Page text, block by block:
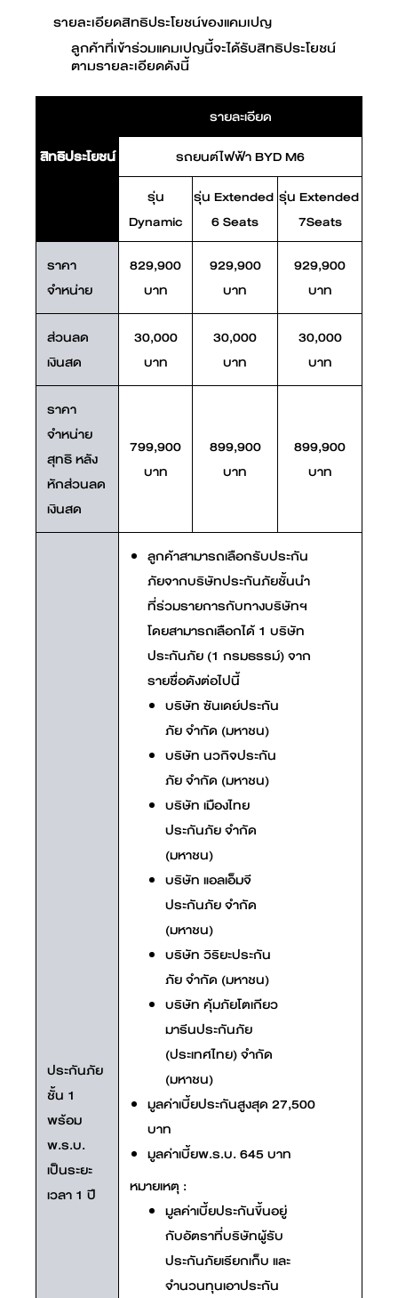
รายละเอียดสิทธิประโยชน์ของแคมเปญ
ลูกค้าที่เข้าร่วมแคมเปญนี้จะได้รับสิทธิประโยชน์
ตามรายละเอียดดังนี้
รายละเอียด
สิทธิประโยชน์
รถยนต์ไฟฟ้า BYD M6
รุ่น
Dynamic
รุ่น Extended
6 Seats
รุ่น Extended
7Seats
ราคา
จำหน่าย
829,900
บาท
929,900
บาท
929,900
บาท
ส่วนลด
เงินสด
30,000
บาท
30,000
บาท
30,000
บาท
ราคา
จำหน่าย
สุทธิ หลัง
หักส่วนลด
เงินสด
799,900
บาท
899,900
บาท
899,900
บาท
ประกันภัย
ชั้น 1
พร้อม
พ.ร.บ.
เป็นระยะ
เวลา 1 ปี
ลูกค้าสามารถเลือกรับประกัน
ภัยจากบริษัทประกันภัยชั้นนำ
ที่ร่วมรายการกับทางบริษัทฯ
โดยสามารถเลือกได้ 1 บริษัท
ประกันภัย (1 กรมธรรม์) จาก
รายชื่อดังต่อไปนี้
บริษัท ซันเดย์ประกัน
ภัย จำกัด (มหาชน)
บริษัท นวกิจประกัน
ภัย จำกัด (มหาชน)
บริษัท เมืองไทย
ประกันภัย จำกัด
(มหาชน)
บริษัท แอลเอ็มจี
ประกันภัย จำกัด
(มหาชน)
บริษัท วิริยะประกัน
ภัย จำกัด (มหาชน)
บริษัท คุ้มภัยโตเกียว
มารีนประกันภัย
(ประเทศไทย) จำกัด
(มหาชน)
มูลค่าเบี้ยประกันสูงสุด 27,500
บาท
มูลค่าเบี้ยพ.ร.บ. 645 บาท
หมายเหตุ :
มูลค่าเบี้ยประกันขึ้นอยู่
กับอัตราที่บริษัทผู้รับ
ประกันภัยเรียกเก็บ และ
จำนวนทุนเอาประกัน